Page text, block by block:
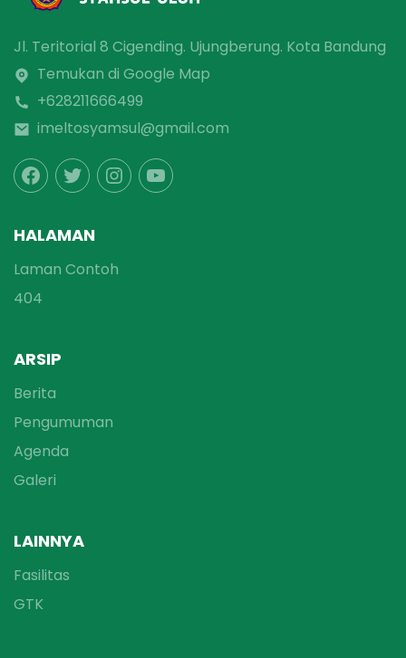
Jl. Teritorial 8 Cigending. Ujungberung. Kota Bandung
Temukan di Google Map
+628211666499
imeltosyamsul@gmail.com
HALAMAN
Laman Contoh
404
ARSIP
Berita
Pengumuman
Agenda
Galeri
LAINNYA
Fasilitas
GTK